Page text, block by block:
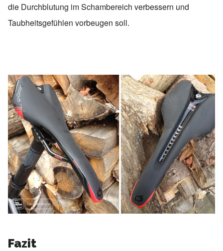
die Durchblutung im Schambereich verbessern und
Taubheitsgefühlen vorbeugen soll.
Fazit